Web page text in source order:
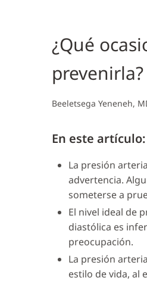
¿Qué
prevenirla?
Beeletsega Yeneneh,
En este artículo:
La presión
advertencia.
someterse a
El nivel ideal de
diastólica es
preocupación.
La presión
estilo de vida, al